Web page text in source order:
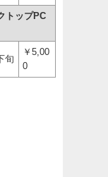
トップPC
旬
￥5,00
0